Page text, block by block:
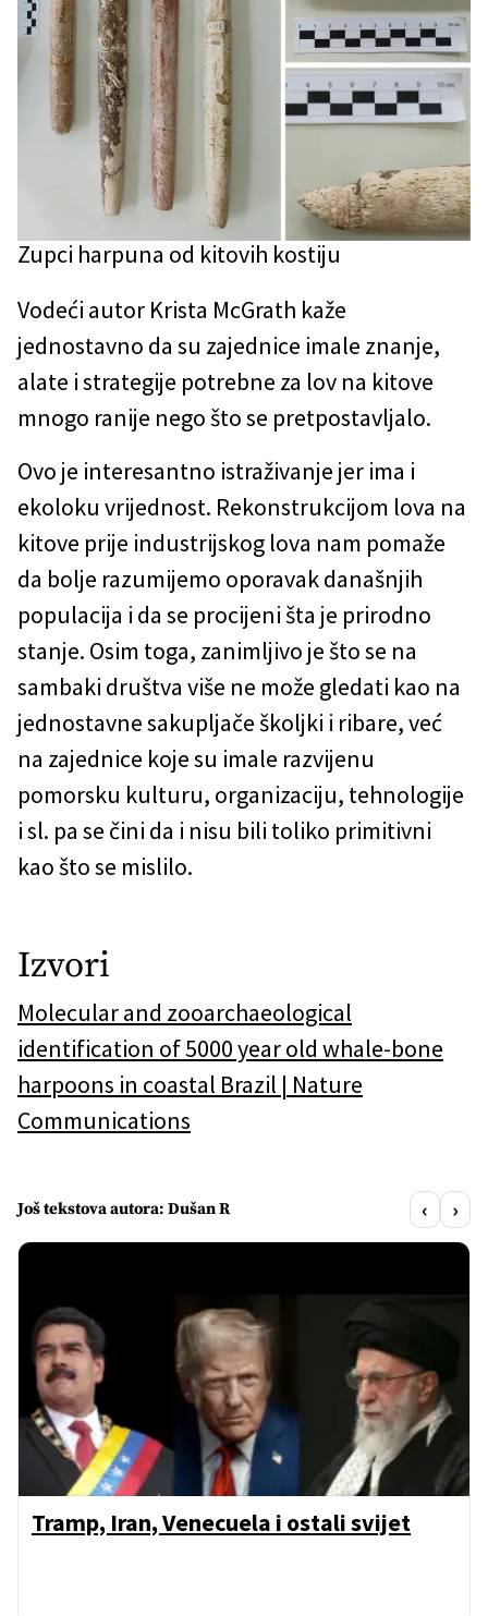
Zupci harpuna od kitovih kostiju
Vodeći autor Krista McGrath kaže
jednostavno da su zajednice imale znanje,
alate i strategije potrebne za lov na kitove
mnogo ranije nego što se pretpostavljalo.
Ovo je interesantno istraživanje jer ima i
ekoloku vrijednost. Rekonstrukcijom lova na
kitove prije industrijskog lova nam pomaže
da bolje razumijemo oporavak današnjih
populacija i da se procijeni šta je prirodno
stanje. Osim toga, zanimljivo je što se na
sambaki društva više ne može gledati kao na
jednostavne sakupljače školjki i ribare, već
na zajednice koje su imale razvijenu
pomorsku kulturu, organizaciju, tehnologije
i sl. pa se čini da i nisu bili toliko primitivni
kao što se mislilo.
Izvori
Molecular and zooarchaeological
identification of 5000 year old whale-bone
harpoons in coastal Brazil | Nature
Communications
Još tekstova autora: Dušan R ‹ ›
Tramp, Iran, Venecuela i ostali svijet